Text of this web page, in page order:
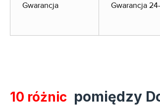
Gwarancja Gwarancja
10 różnic pomiędzy